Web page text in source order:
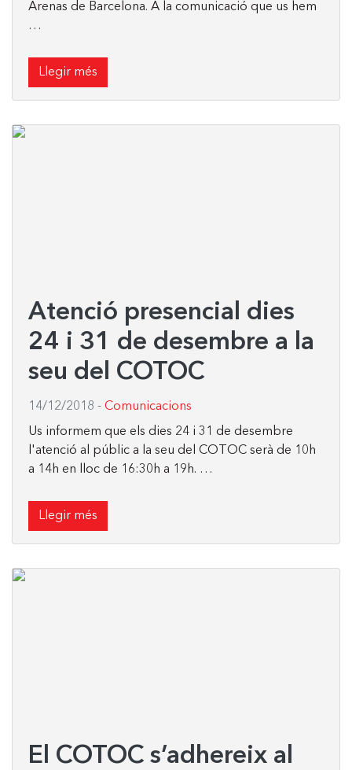
Arenas de Barcelona. A la comunicació que us hem
…
Llegir més
Atenció presencial dies
24 i 31 de desembre a la
seu del COTOC
14/12/2018 - Comunicacions
Us informem que els dies 24 i 31 de desembre
l'atenció al públic a la seu del COTOC serà de 10h
a 14h en lloc de 16:30h a 19h. …
Llegir més
El COTOC s’adhereix al